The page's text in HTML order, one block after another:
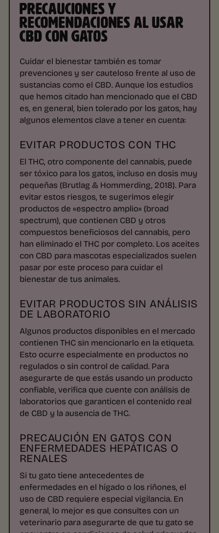
PRECAUCIONES Y
RECOMENDACIONES AL USAR
CBD CON GATOS
Cuidar el bienestar también es tomar
prevenciones y ser cauteloso frente al uso de
sustancias como el CBD. Aunque los estudios
que hemos citado han mencionado que el CBD
es, en general, bien tolerado por los gatos, hay
algunos elementos clave a tener en cuenta:
EVITAR PRODUCTOS CON THC
El THC, otro componente del cannabis, puede
ser tóxico para los gatos, incluso en dosis muy
pequeñas (Brutlag & Hommerding, 2018). Para
evitar estos riesgos, te sugerimos elegir
productos de «espectro amplio» (broad
spectrum), que contienen CBD y otros
compuestos beneficiosos del cannabis, pero
han eliminado el THC por completo. Los aceites
con CBD para mascotas especializados suelen
pasar por este proceso para cuidar el
bienestar de tus animales.
EVITAR PRODUCTOS SIN ANÁLISIS
DE LABORATORIO
Algunos productos disponibles en el mercado
contienen THC sin mencionarlo en la etiqueta.
Esto ocurre especialmente en productos no
regulados o sin control de calidad. Para
asegurarte de que estás usando un producto
confiable, verifica que cuente con análisis de
laboratorios que garanticen el contenido real
de CBD y la ausencia de THC.
PRECAUCIÓN EN GATOS CON
ENFERMEDADES HEPÁTICAS O
RENALES
Si tu gato tiene antecedentes de
enfermedades en el hígado o los riñones, el
uso de CBD requiere especial vigilancia. En
general, lo mejor es que consultes con un
veterinario para asegurarte de que tu gato se